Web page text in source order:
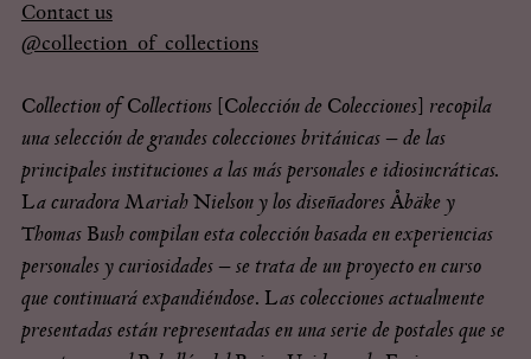
Contact us
@collection_of_collections
Collection of Collections [Colección de Colecciones] recopila
una selección de grandes colecciones británicas – de las
principales instituciones a las más personales e idiosincráticas.
La curadora Mariah Nielson y los diseñadores Åbäke y
Thomas Bush compilan esta colección basada en experiencias
personales y curiosidades – se trata de un proyecto en curso
que continuará expandiéndose. Las colecciones actualmente
presentadas están representadas en una serie de postales que se